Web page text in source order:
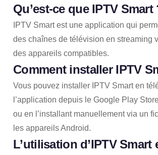
Qu’est-ce que IPTV Smart
IPTV Smart est une application qui
des chaînes de télévision en streaming
des appareils compatibles.
Comment installer IPTV
Vous pouvez installer IPTV Smart en
l’application depuis le Google Play
ou en l’installant manuellement via un
les appareils Android.
L’utilisation d’IPTV Smart